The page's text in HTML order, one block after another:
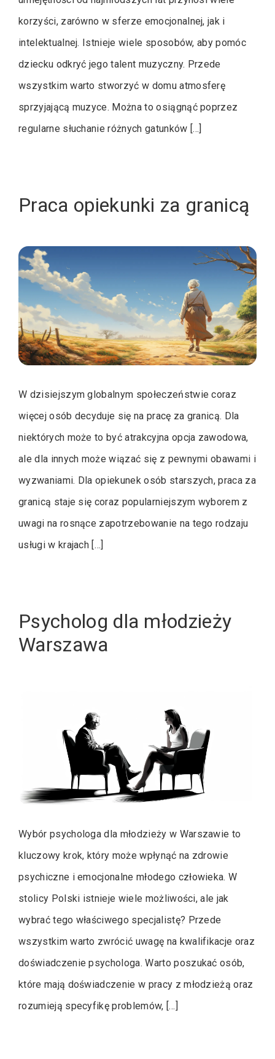
korzyści, zarówno w sferze emocjonalnej, jak i
intelektualnej. Istnieje wiele sposobów, aby pomóc
dziecku odkryć jego talent muzyczny. Przede
wszystkim warto stworzyć w domu atmosferę
sprzyjającą muzyce. Można to osiągnąć poprzez
regularne słuchanie różnych gatunków […]
Praca opiekunki za granicą
W dzisiejszym globalnym społeczeństwie coraz
więcej osób decyduje się na pracę za granicą. Dla
niektórych może to być atrakcyjna opcja zawodowa,
ale dla innych może wiązać się z pewnymi obawami i
wyzwaniami. Dla opiekunek osób starszych, praca za
granicą staje się coraz popularniejszym wyborem z
uwagi na rosnące zapotrzebowanie na tego rodzaju
usługi w krajach […]
Psycholog dla młodzieży
Warszawa
Wybór psychologa dla młodzieży w Warszawie to
kluczowy krok, który może wpłynąć na zdrowie
psychiczne i emocjonalne młodego człowieka. W
stolicy Polski istnieje wiele możliwości, ale jak
wybrać tego właściwego specjalistę? Przede
wszystkim warto zwrócić uwagę na kwalifikacje oraz
doświadczenie psychologa. Warto poszukać osób,
które mają doświadczenie w pracy z młodzieżą oraz
rozumieją specyfikę problemów, […]